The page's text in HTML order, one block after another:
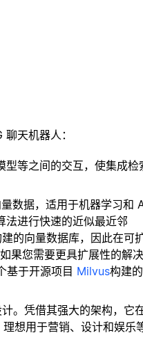
天机器人：
型等之间的交互，使集成检
数据，适用于机器学习和
法进行快速的近似最近邻
的向量数据库，因此在可
果您需要更具扩展性的解决
基于开源项目 Milvus构建的
。凭借其强大的架构，它
想用于营销、设计和娱乐